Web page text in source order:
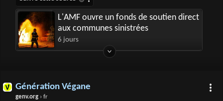
L'AMF ouvre un fonds de soutien direct
aux communes sinistrées
6 jours
Génération Végane
genv.org › fr